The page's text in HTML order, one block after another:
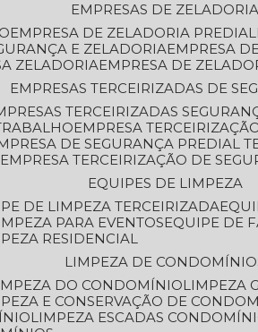
EMPRESAS DE ZELADORIA
EMPRESA DE ZELADORIA PREDIAL
E ZELADORIA EMPRESA
ZELADORIA
EMPRESA DE
EMPRESAS TERCEIRIZADAS DE
TERCEIRIZADAS
EMPRESA
DE SEGURANÇA PREDIAL
EMPRESA TERCEIRIZAÇÃO DE
EQUIPES DE LIMPEZA
DE LIMPEZA TERCEIRIZADA
PARA EVENTOS EQUIPE DE
RESIDENCIAL
LIMPEZA DE
DO CONDOMÍNIO LIMPEZA
E CONSERVAÇÃO DE
LIMPEZA ESCADAS